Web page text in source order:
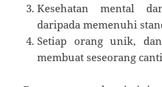
Kesehatan mental
daripada memenuhi
Setiap orang unik,
membuat seseorang